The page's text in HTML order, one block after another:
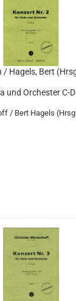
/ Hagels, Bert
und Orchester C-
/ Bert Hagels